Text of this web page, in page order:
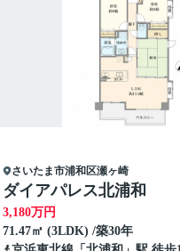
さいたま市浦和区瀬ヶ崎
ダイアパレス北浦和
3,180万円
71.47㎡ (3LDK) /築30年